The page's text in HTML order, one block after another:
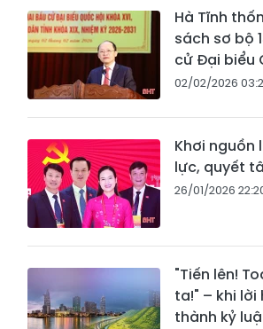
Hà Tĩnh
sách sơ bộ
cử Đại biểu
02/02/2026
Khơi nguồn
lực, quyết
26/01/2026
"Tiến lên!
ta!" – khi lời
thành kỷ